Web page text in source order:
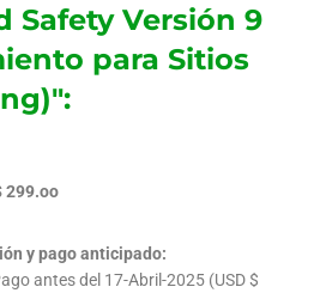
Safety Versión 9
para Sitios
299.oo
y pago anticipado:
antes del 17-Abril-2025 (USD $